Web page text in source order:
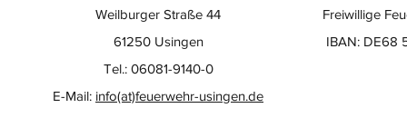
Freiwillige
IBAN: DE68
Weilburger Straße 44
61250 Usingen
Tel.: 06081-9140-0
E-Mail: info(at)feuerwehr-usingen.de